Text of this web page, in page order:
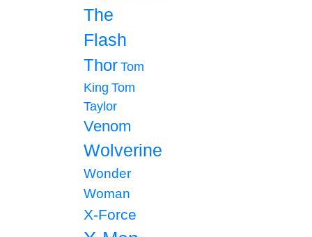
The
Flash
Thor Tom
King Tom
Taylor
Venom
Wolverine
Wonder
Woman
X-Force